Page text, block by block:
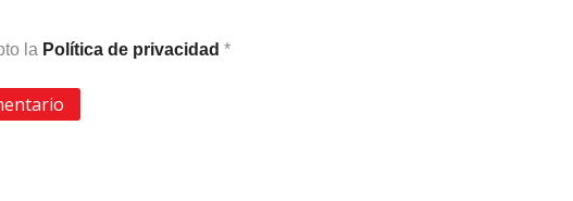
la Política de privacidad *